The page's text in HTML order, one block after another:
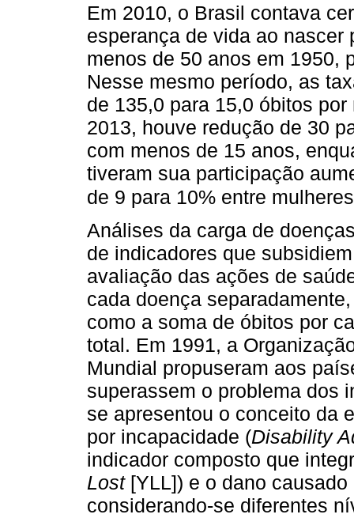
Em 2010, o Brasil contava
esperança de vida ao nascer
menos de 50 anos em 1950,
Nesse mesmo período, as
de 135,0 para 15,0 óbitos
2013, houve redução de 30
com menos de 15 anos,
tiveram sua participação
de 9 para 10% entre
Análises da carga de
de indicadores que
avaliação das ações de
cada doença
como a soma de óbitos por
total. Em 1991, a
Mundial propuseram aos
superassem o problema dos
se apresentou o conceito da
por incapacidade (Disability
indicador composto que
Lost[YLL]) e o dano
considerando-se diferentes